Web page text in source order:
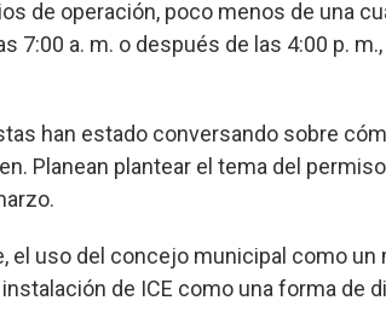
de operación, poco menos de una
7:00 a. m. o después de las 4:00 p.
han estado conversando sobre
Planean plantear el tema del
el uso del concejo municipal como un
de ICE como una forma de